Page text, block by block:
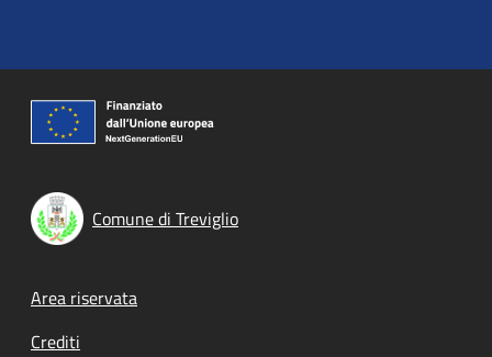
Comune di Treviglio
Footer menu
Area riservata
Crediti